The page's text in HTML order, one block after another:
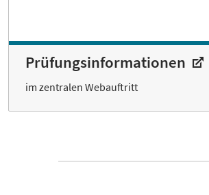
Prüfungsinformationen
im zentralen Webauftritt